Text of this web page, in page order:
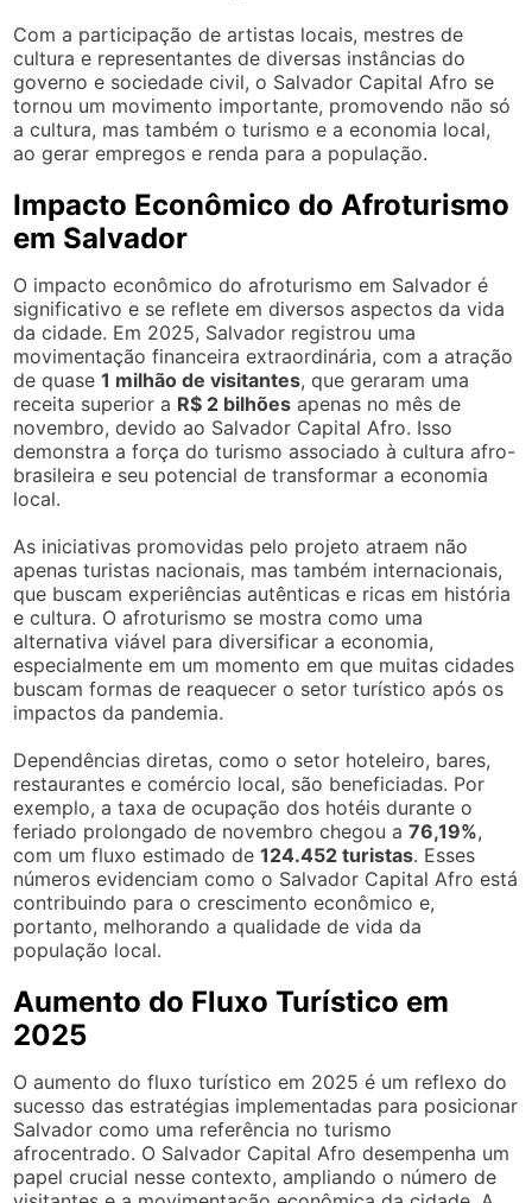
Com a participação de artistas locais, mestres de
cultura e representantes de diversas instâncias do
governo e sociedade civil, o Salvador Capital Afro se
tornou um movimento importante, promovendo não só
a cultura, mas também o turismo e a economia local,
ao gerar empregos e renda para a população.
Impacto Econômico do Afroturismo
em Salvador
O impacto econômico do afroturismo em Salvador é
significativo e se reflete em diversos aspectos da vida
da cidade. Em 2025, Salvador registrou uma
movimentação financeira extraordinária, com a atração
de quase1 milhão de visitantes, que geraram uma
receita superior a R$ 2 bilhões apenas no mês de
novembro, devido ao Salvador Capital Afro. Isso
demonstra a força do turismo associado à cultura afro-
brasileira e seu potencial de transformar a economia
local.
As iniciativas promovidas pelo projeto atraem não
apenas turistas nacionais, mas também internacionais,
que buscam experiências autênticas e ricas em história
e cultura. O afroturismo se mostra como uma
alternativa viável para diversificar a economia,
especialmente em um momento em que muitas cidades
buscam formas de reaquecer o setor turístico após os
impactos da pandemia.
Dependências diretas, como o setor hoteleiro, bares,
restaurantes e comércio local, são beneficiadas. Por
exemplo, a taxa de ocupação dos hotéis durante o
feriado prolongado de novembro chegou a76,19%,
com um fluxo estimado de124.452 turistas. Esses
números evidenciam como o Salvador Capital Afro está
contribuindo para o crescimento econômico e,
portanto, melhorando a qualidade de vida da
população local.
Aumento do Fluxo Turístico em
2025
O aumento do fluxo turístico em 2025 é um reflexo do
sucesso das estratégias implementadas para posicionar
Salvador como uma referência no turismo
afrocentrado. O Salvador Capital Afro desempenha um
papel crucial nesse contexto, ampliando o número de